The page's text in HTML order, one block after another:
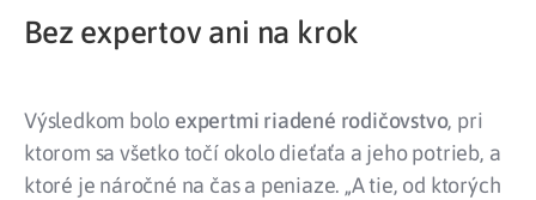
Bez expertov ani na krok
Výsledkom bolo expertmi riadené rodičovstvo, pri
ktorom sa všetko točí okolo dieťaťa a jeho potrieb, a
ktoré je náročné na čas a peniaze. „A tie, od ktorých